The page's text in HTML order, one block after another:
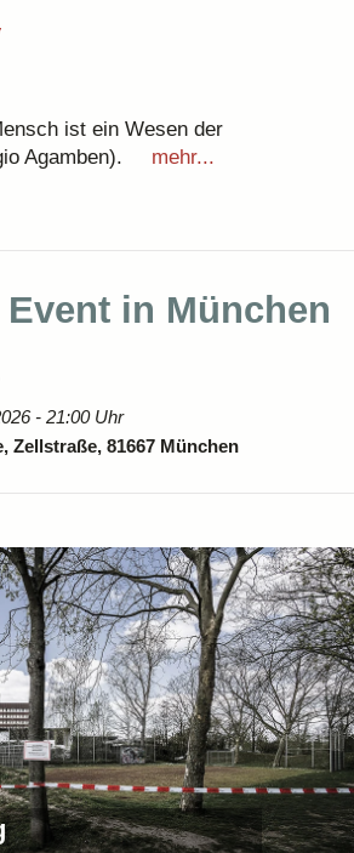
ist ein Wesen der
Agamben).
mehr...
in München
- 21:00 Uhr
Zellstraße, 81667 München